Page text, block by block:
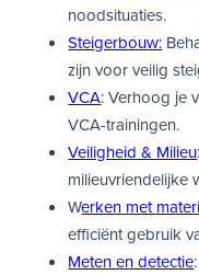
noodsituaties.
Steigerbouw:
zijn voor veilig
VCA: Verhoog je
VCA-trainingen.
Veiligheid & Milieu
milieuvriendelijke
Werken met
efficiënt gebruik
Meten en detectie